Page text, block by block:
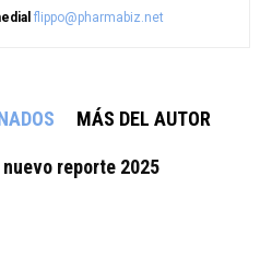
flippo@pharmabiz.net
MÁS DEL AUTOR
nuevo reporte 2025